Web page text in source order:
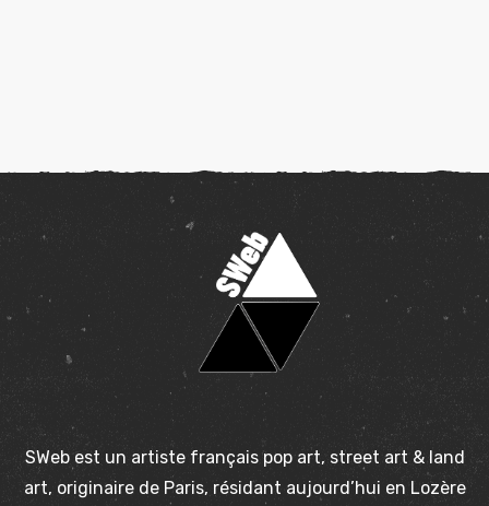
SWeb est un artiste français pop art, street art & land
art, originaire de Paris, résidant aujourd’hui en Lozère